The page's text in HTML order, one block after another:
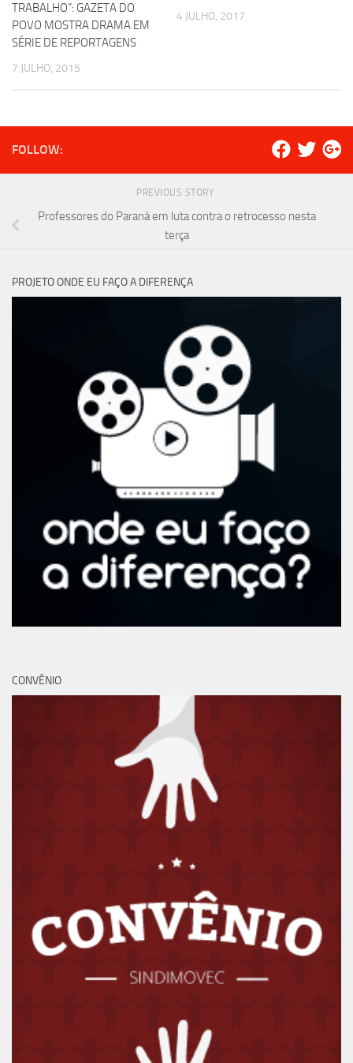
TRABALHO”: GAZETA DO
POVO MOSTRA DRAMA EM
SÉRIE DE REPORTAGENS
7 JULHO, 2015
4 JULHO, 2017
FOLLOW:
PREVIOUS STORY
Professores do Paraná em luta contra o retrocesso nesta
terça
PROJETO ONDE EU FAÇO A DIFERENÇA
CONVÊNIO